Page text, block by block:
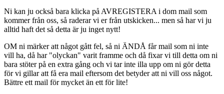
Ni kan ju också bara klicka på AVREGISTERA i dom mail som
kommer från oss, så raderar vi er från utskicken... men så har vi ju
alltid haft det så detta är ju inget nytt!
OM ni märker att något gått fel, så ni ÄNDÅ får mail som ni inte
vill ha, då har "olyckan" varit framme och då fixar vi till detta om ni
bara stöter på en extra gång och vi tar inte illa upp om ni gör detta
för vi gillar att få era mail eftersom det betyder att ni vill oss något.
Bättre ett mail för mycket än ett för lite!